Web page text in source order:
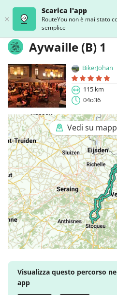
Scarica l'app
RouteYou non è mai stato
semplice
Aywaille (B) 1
BikerJohan
115 km
04o36
Vedi su
Visualizza questo percorso
app